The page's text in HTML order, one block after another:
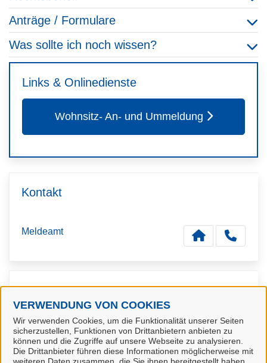
VERWENDUNG VON COOKIES
Wir verwenden Cookies, um die Funktionalität unserer Seiten
sicherzustellen, Funktionen von Drittanbietern anbieten zu
können und die Zugriffe auf unsere Webseite zu analysieren.
Die Drittanbieter führen diese Informationen möglicherweise mit
Anträge / Formulare
Was sollte ich noch wissen?
Links & Onlinedienste
Wohnsitz- An- und Ummeldung
Kontakt
Meldeamt
Kontaktpersonen
Sachbearbeiterin / Sachbearbeiter
Meldeamt der Hansestadt Stade